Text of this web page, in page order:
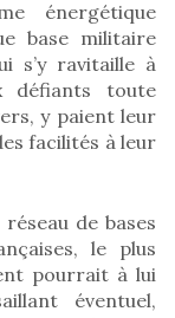
énergétique
base militaire
s’y ravitaille à
défiants toute
y paient leur
facilités à leur
de bases
le plus
pourrait à lui
éventuel,